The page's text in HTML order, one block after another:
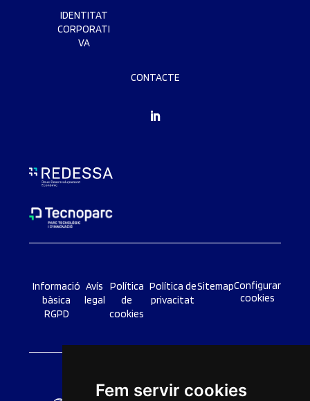
Fem servir cookies
IDENTITAT
CORPORATI
VA
CONTACTE
Informació
bàsica
RGPD
Avís
legal
Política
de
cookies
Política de
privacitat
SitemapConfigurar
cookies